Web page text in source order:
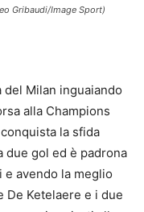
Gribaudi/Image Sport)
del Milan inguaiando
alla Champions
la sfida
due gol ed è padrona
avendo la meglio
De Ketelaere e i due